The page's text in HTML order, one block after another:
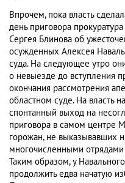
Впрочем, пока власть
день приговора
Сергея Блинова об
осужденных Алексея
суда. На следующее утро
о невыезде до вступления
окончания рассмотрения
областном суде. На власть
спонтанный выход на
приговора в самом центре
горожан, не выказывавших
многочисленными
Таким образом, у
продолжить едва начатую